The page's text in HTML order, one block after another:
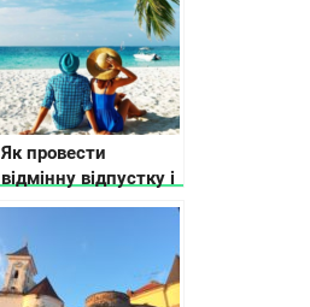
Як провести
відмінну відпустку і
не витрачати